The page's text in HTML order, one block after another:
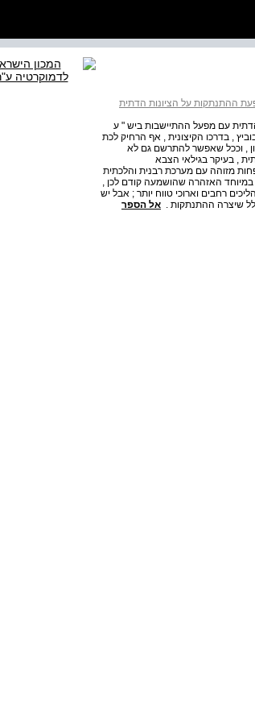
ההתנתקות על הציונות הדתית
עם מפעל ההתיישבות ביש " ע
, בדרכו הקיצונית , אף הרחיק לכת
, וככל שאפשר להתרשם גם לא
, בעיקר בגילאי הצבא
מזוהה עם מערכת רבנית והלכתית
האזהרה שהושמעה קודם לכן ,
רחבים וארוכי טווח יותר ; אבל יש
שיצרה ההתנתקות . אל הספר